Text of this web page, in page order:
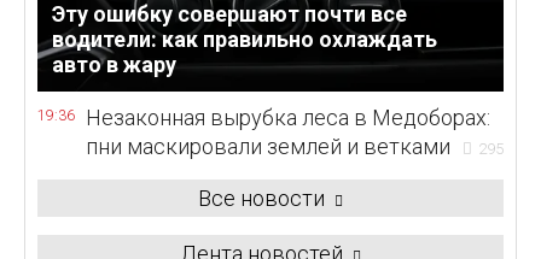
Эту ошибку совершают почти все
водители: как правильно охлаждать
авто в жару
19:36
Незаконная вырубка леса в Медоборах:
пни маскировали землей и ветками
295
Все новости
Лента новостей